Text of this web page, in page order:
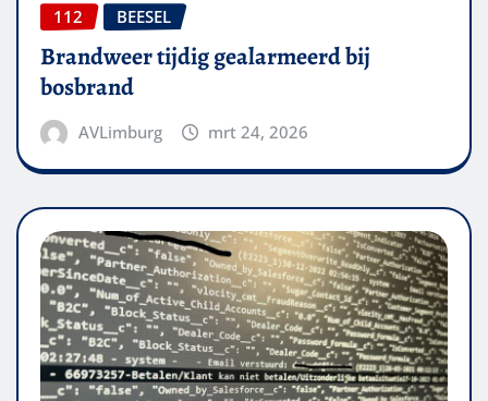
112 BEESEL
Brandweer tijdig gealarmeerd bij
bosbrand
AVLimburg mrt 24, 2026